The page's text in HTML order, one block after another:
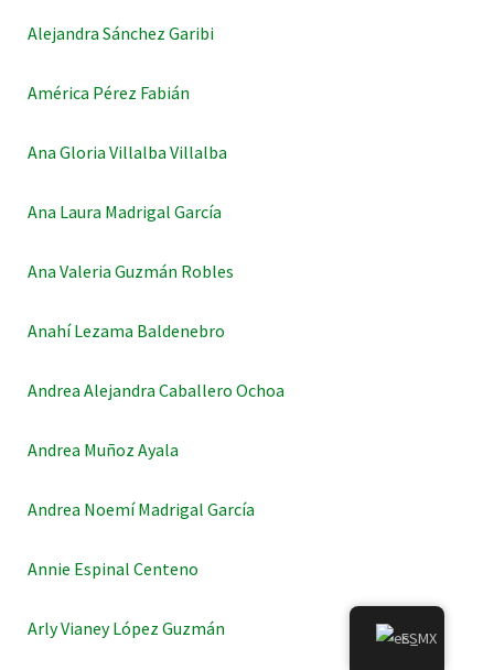
Alejandra Sánchez Garibi
América Pérez Fabián
Ana Gloria Villalba Villalba
Ana Laura Madrigal García
Ana Valeria Guzmán Robles
Anahí Lezama Baldenebro
Andrea Alejandra Caballero Ochoa
Andrea Muñoz Ayala
Andrea Noemí Madrigal García
Annie Espinal Centeno
Arly Vianey López Guzmán ES